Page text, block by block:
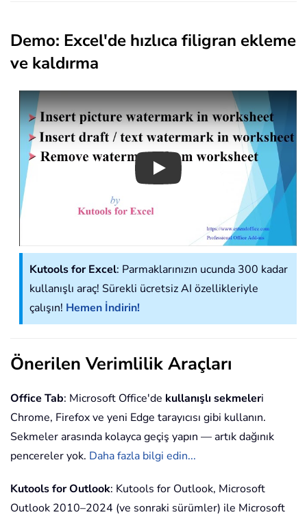
Demo: Excel'de hızlıca filigran ekleme
ve kaldırma
Play
Kutools for Excel: Parmaklarınızın ucunda 300 kadar
kullanışlı araç! Sürekli ücretsiz AI özellikleriyle
çalışın! Hemen İndirin!
Önerilen Verimlilik Araçları
Office Tab: Microsoft Office'de kullanışlı sekmeleri
Chrome, Firefox ve yeni Edge tarayıcısı gibi kullanın.
Sekmeler arasında kolayca geçiş yapın — artık dağınık
pencereler yok. Daha fazla bilgi edin...
Kutools for Outlook: Kutools for Outlook, Microsoft
Outlook 2010–2024 (ve sonraki sürümler) ile Microsoft